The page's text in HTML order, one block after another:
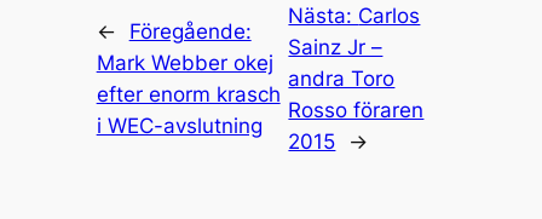
←
Föregående:
Mark Webber okej
efter enorm krasch
i WEC-avslutning
Nästa: Carlos
Sainz Jr –
andra Toro
Rosso föraren
2015
→